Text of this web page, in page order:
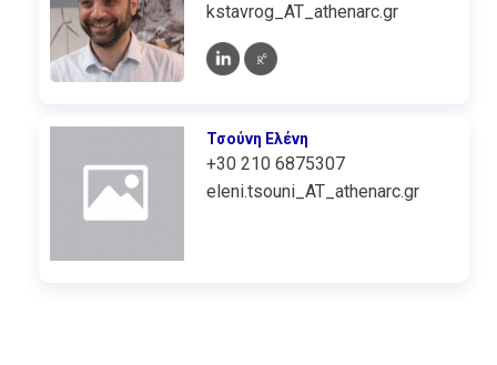
kstavrog_AT_athenarc.gr
Τσούνη Ελένη
+30 210 6875307
eleni.tsouni_AT_athenarc.gr